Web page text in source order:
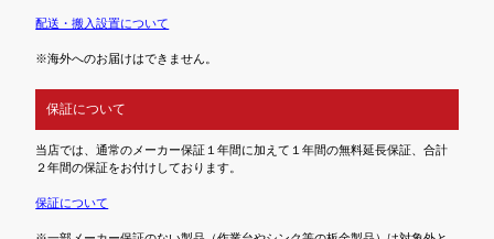
配送・搬入設置について
※海外へのお届けはできません。
保証について
当店では、通常のメーカー保証１年間に加えて１年間の無料延長保証、合計
２年間の保証をお付けしております。
保証について